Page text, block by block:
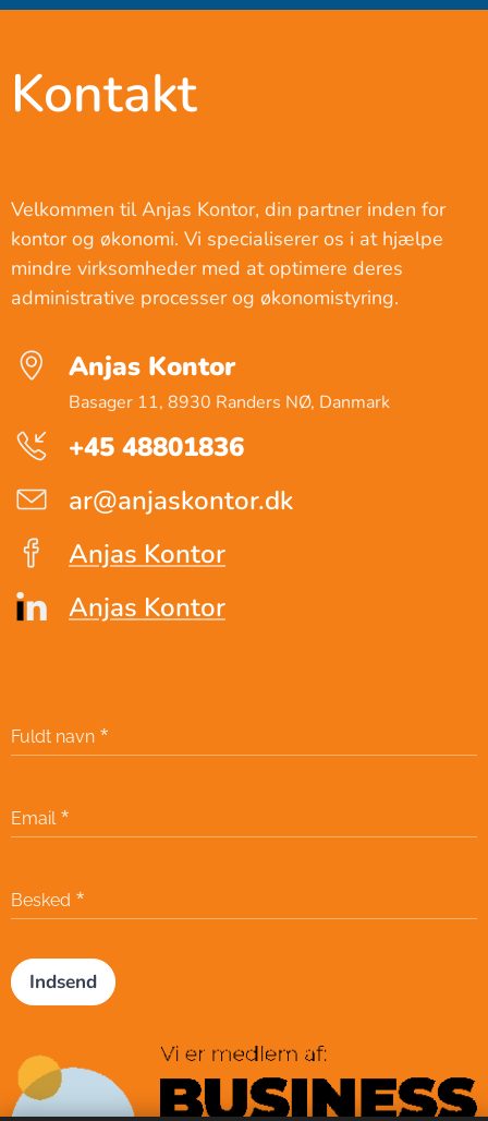
Kontakt
Velkommen til Anjas Kontor, din partner inden for
kontor og økonomi. Vi specialiserer os i at hjælpe
mindre virksomheder med at optimere deres
administrative processer og økonomistyring.
Anjas Kontor
Basager 11, 8930 Randers NØ, Danmark
+45 48801836
ar@anjaskontor.dk
Anjas Kontor
Anjas Kontor
Fuldt navn
Email
Besked
Indsend